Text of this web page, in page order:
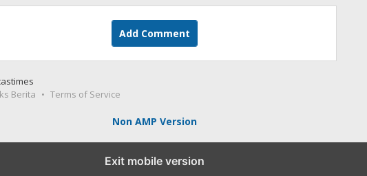
Add Comment
Berita
Terms of Service
Non AMP Version
Exit mobile version